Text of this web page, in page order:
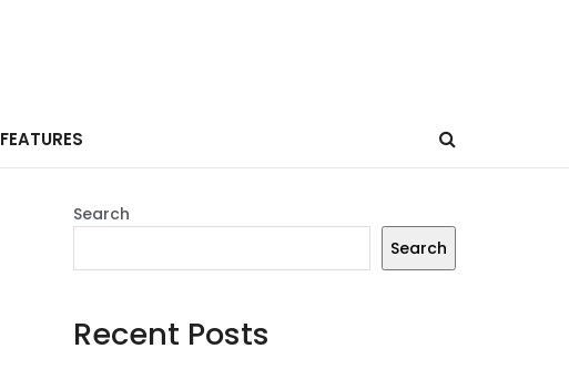
Search
Search
Recent Posts